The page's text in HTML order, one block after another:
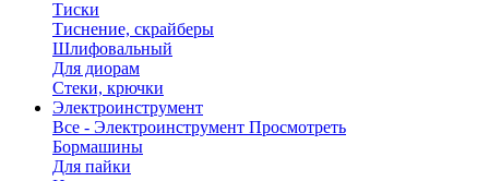
Тиски
Тиснение, скрайберы
Шлифовальный
Для диорам
Стеки, крючки
Электроинструмент
Все - Электроинструмент Просмотреть
Бормашины
Для пайки